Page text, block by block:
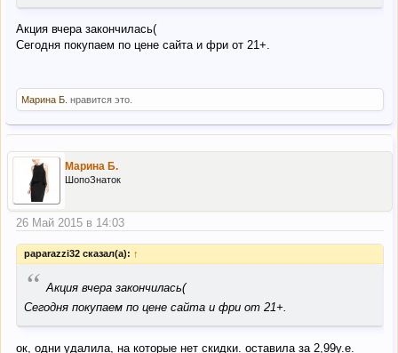
Акция вчера закончилась(
Cегодня покупаем по цене сайта и фри от 21+.
Марина Б. нравится это.
Марина Б.
ШопоЗнаток
26 Май 2015 в 14:03
paparazzi32 сказал(а): ↑
“ Акция вчера закончилась(
Cегодня покупаем по цене сайта и фри от 21+.
ок, одни удалила, на которые нет скидки. оставила за 2,99у.е.